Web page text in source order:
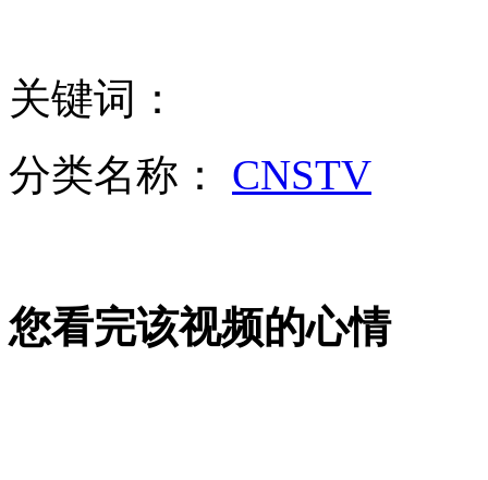
山西运城恶犬咬伤多人 警民合力深夜将其击毙
关键词：
分类名称： CNSTV
您看完该视频的心情